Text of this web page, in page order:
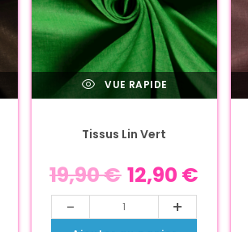
VUE RAPIDE
Tissus Lin Vert
19,90€ 12,90 €
- +